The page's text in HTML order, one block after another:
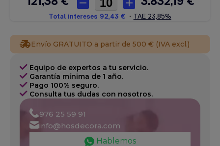
Envío GRATUITO a partir de 500 € (IVA excl.)
Equipo de expertos a tu servicio.
Garantía mínima de 1 año.
Pago 100% seguro.
Consulta tus dudas con nosotros.
976 25 59 91
info@hosdecora.com
Hablemos